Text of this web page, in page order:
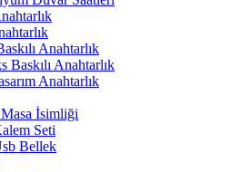
Anahtarlık
Baskılı Anahtarlık
Anahtarlık
İsimliği
Seti
Bellek